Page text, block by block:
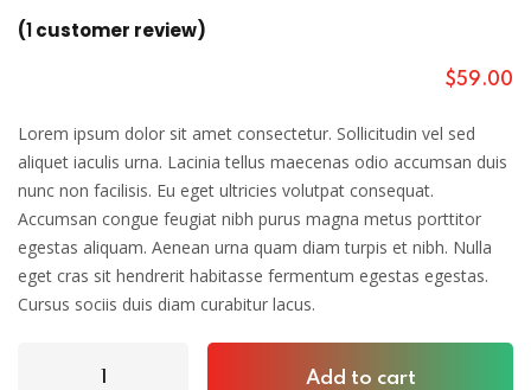
(1customer review)
$59.00
Lorem ipsum dolor sit amet consectetur. Sollicitudin vel sed
aliquet iaculis urna. Lacinia tellus maecenas odio accumsan duis
nunc non facilisis. Eu eget ultricies volutpat consequat.
Accumsan congue feugiat nibh purus magna metus porttitor
egestas aliquam. Aenean urna quam diam turpis et nibh. Nulla
eget cras sit hendrerit habitasse fermentum egestas egestas.
Cursus sociis duis diam curabitur lacus.
Add to cart